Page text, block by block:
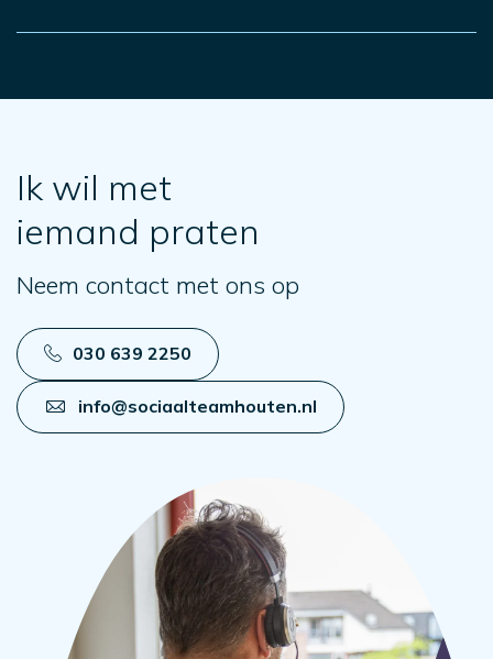
Ik wil met
iemand praten
Neem contact met ons op
030 639 2250
info@sociaalteamhouten.nl